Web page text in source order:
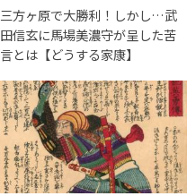
三方ヶ原で大勝利！しかし…武
田信玄に馬場美濃守が呈した苦
言とは【どうする家康】